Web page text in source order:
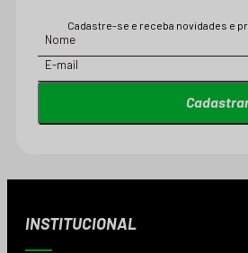
Cadastre-se e receba novidades e
INSTITUCIONAL